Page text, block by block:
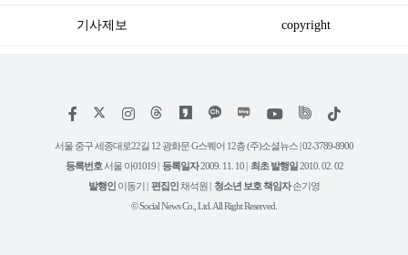
기사제보 copyright
페
스
북
인
타
그
램
위
트
리
유
튜
틱
서울 중구 세종대로22길 12 광화문 G스퀘어 12층 (주)소셜뉴스 | 02-3789-8900
등록번호 서울 아01019 | 등록일자2009. 11. 10 | 최초 발행일2010. 02. 02
발행인 이동기 | 편집인채석원 | 청소년 보호 책임자손기영
© Social News Co., Ltd. All Right Reserved.